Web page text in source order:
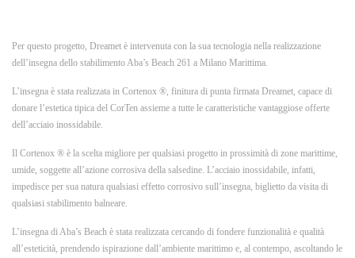
Per questo progetto, Dreamet è intervenuta con la sua tecnologia nella realizzazione
dell’insegna dello stabilimento Aba’s Beach 261 a Milano Marittima.
L’insegna è stata realizzata in Cortenox ®️, finitura di punta firmata Dreamet, capace di
donare l’estetica tipica del CorTen assieme a tutte le caratteristiche vantaggiose offerte
dell’acciaio inossidabile.
Il Cortenox ®️ è la scelta migliore per qualsiasi progetto in prossimità di zone marittime,
umide, soggette all’azione corrosiva della salsedine. L’acciaio inossidabile, infatti,
impedisce per sua natura qualsiasi effetto corrosivo sull’insegna, biglietto da visita di
qualsiasi stabilimento balneare.
L’insegna di Aba’s Beach è stata realizzata cercando di fondere funzionalità e qualità
all’esteticità, prendendo ispirazione dall’ambiente marittimo e, al contempo, ascoltando le